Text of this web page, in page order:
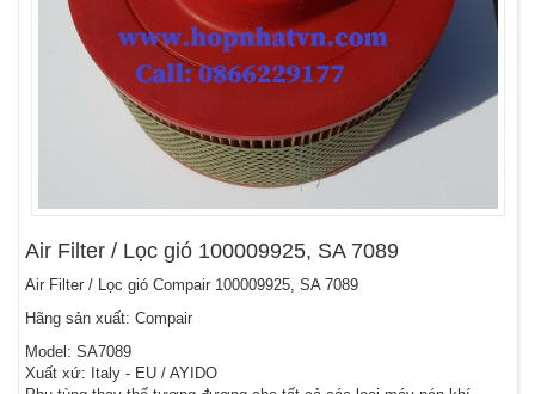
Air Filter / Lọc gió 100009925, SA 7089
Air Filter / Lọc gió Compair 100009925, SA 7089
Hãng sản xuất: Compair
Model: SA7089
Xuất xứ: Italy - EU / AYIDO